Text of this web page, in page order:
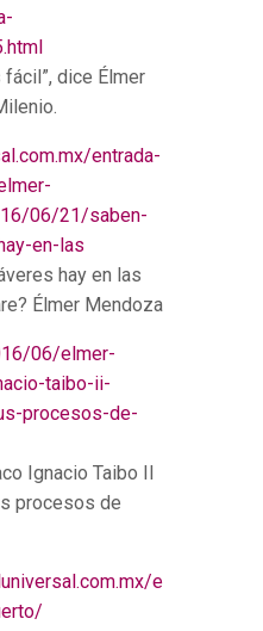
dice Élmer
entrada-
06/21/saben-
en-las
hay en las
Élmer Mendoza
06/elmer-
taibo-ii-
procesos-de-
Ignacio Taibo II
procesos de
e